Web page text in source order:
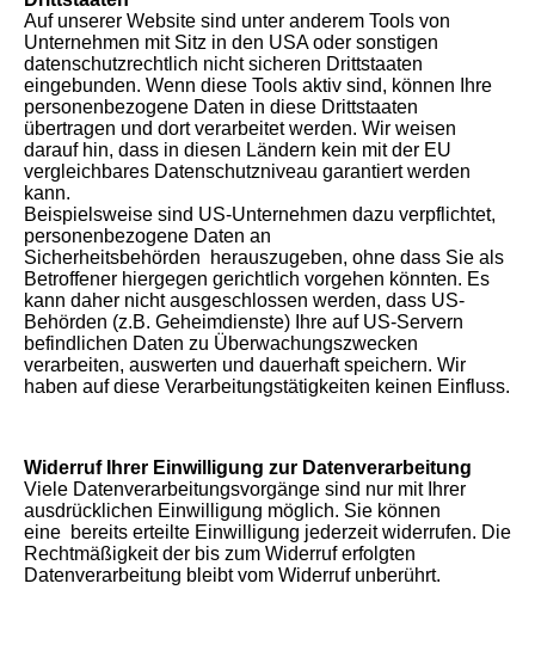
Auf unserer Website sind unter anderem Tools von
Unternehmen mit Sitz in den USA oder sonstigen
datenschutzrechtlich nicht sicheren Drittstaaten
eingebunden. Wenn diese Tools aktiv sind, können Ihre
personenbezogene Daten in diese Drittstaaten
übertragen und dort verarbeitet werden. Wir weisen
darauf hin, dass in diesen Ländern kein mit der EU
vergleichbares Datenschutzniveau garantiert werden
kann.
Beispielsweise sind US-Unternehmen dazu verpflichtet,
personenbezogene Daten an
Sicherheitsbehörden herauszugeben, ohne dass Sie als
Betroffener hiergegen gerichtlich vorgehen könnten. Es
kann daher nicht ausgeschlossen werden, dass US-
Behörden (z.B. Geheimdienste) Ihre auf US-Servern
befindlichen Daten zu Überwachungszwecken
verarbeiten, auswerten und dauerhaft speichern. Wir
haben auf diese Verarbeitungstätigkeiten keinen Einfluss.
Widerruf Ihrer Einwilligung zur Datenverarbeitung
Viele Datenverarbeitungsvorgänge sind nur mit Ihrer
ausdrücklichen Einwilligung möglich. Sie können
eine bereits erteilte Einwilligung jederzeit widerrufen. Die
Rechtmäßigkeit der bis zum Widerruf erfolgten
Datenverarbeitung bleibt vom Widerruf unberührt.